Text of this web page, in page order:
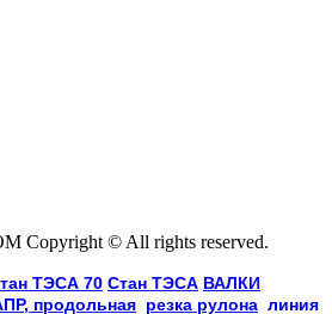
Copyright © All rights reserved.
ТЭСА 70 Cтан ТЭСА ВАЛКИ
продольная резка рулона линия